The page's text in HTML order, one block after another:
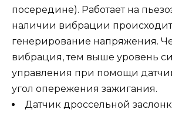
посередине). Работает на
наличии вибрации происходит
генерирование напряжения.
вибрация, тем выше уровень
управления при помощи
угол опережения зажигания.
Датчик дроссельной